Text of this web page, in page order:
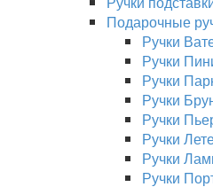
Подарочные
Ручки
Ручки
Ручки
Ручки
Ручки
Ручки
Ручки
Ручки